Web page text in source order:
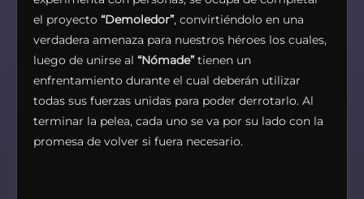
el proyecto “Demoledor”, convirtiéndolo en una
verdadera amenaza para nuestros héroes los cuales,
luego de unirse al “Nómade” tienen un
enfrentamiento durante el cual deberán utilizar
todas sus fuerzas unidas para poder derrotarlo. Al
terminar la pelea, cada uno se va por su lado con la
promesa de volver si fuera necesario.